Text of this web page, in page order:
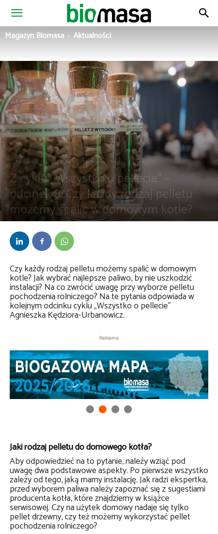
Magazyn
Magazyn Biomasa Aktualności
Aktualności OZE Pellet Wiadomości z Polski
Z cyklu „Wszystko o pellecie” –
odcinek 8: Czy każdy rodzaj pelletu
możemy spalić w domowym kotle?
Czy każdy rodzaj pelletu możemy spalić w domowym
kotle? Jak wybrać najlepsze paliwo, by nie uszkodzić
instalacji? Na co zwrócić uwagę przy wyborze pelletu
pochodzenia rolniczego? Na te pytania odpowiada w
kolejnym odcinku cyklu „Wszystko o pellecie”
Agnieszka Kędziora-Urbanowicz.
Reklama
Jaki rodzaj pelletu do domowego kotła?
Aby odpowiedzieć na to pytanie, należy wziąć pod
uwagę dwa podstawowe aspekty. Po pierwsze wszystko
zależy od tego, jaką mamy instalację. Jak radzi ekspertka,
przed wyborem paliwa należy zapoznać się z sugestiami
producenta kotła, które znajdziemy w książce
serwisowej. Czy na użytek domowy nadaje się tylko
pellet drzewny, czy też możemy wykorzystać pellet
pochodzenia rolniczego?